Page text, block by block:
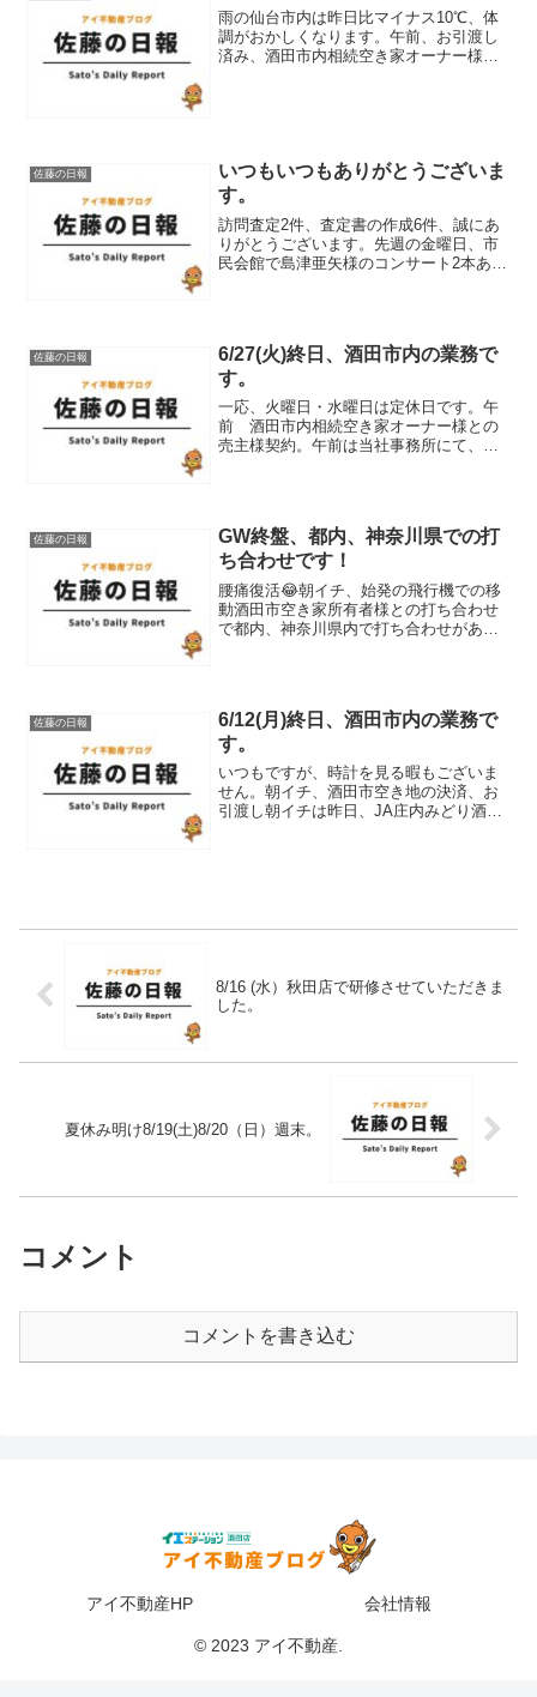
雨の仙台市内は昨日比マイナス10℃、体
調がおかしくなります。午前、お引渡し
済み、酒田市内相続空き家オーナー様と
佐藤の日報
いつもいつもありがとうございま
す。
訪問査定2件、査定書の作成6件、誠にあ
りがとうございます。先週の金曜日、市
民会館で島津亜矢様のコンサート2本あ
佐藤の日報
6/27(火)終日、酒田市内の業務で
す。
一応、火曜日・水曜日は定休日です。午
前 酒田市内相続空き家オーナー様との
売主様契約。午前は当社事務所にて、市
ました。空き家になられま...
佐藤の日報
GW終盤、都内、神奈川県での打
ち合わせです！
腰痛復活😂朝イチ、始発の飛行機での移
動酒田市空き家所有者様との打ち合わせ
で都内、神奈川県内で打ち合わせがあり
佐藤の日報
6/12(月)終日、酒田市内の業務で
す。
いつもですが、時計を見る暇もございま
せん。朝イチ、酒田市空き地の決済、お
引渡し朝イチは昨日、JA庄内みどり酒田
8/16 (水）秋田店で研修させていただきま
した。
夏休み明け8/19(土)8/20（日）週末。
コメント
コメントを書き込む
アイ不動産HP 会社情報
© 2023 アイ不動産.